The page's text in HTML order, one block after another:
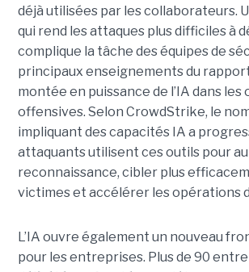
déjà utilisées par les collaborateurs.
qui rend les attaques plus difficiles à
complique la tâche des équipes de
principaux enseignements du
montée en puissance de l’IA dans
offensives. Selon CrowdStrike, le
impliquant des capacités IA a
attaquants utilisent ces outils pour
reconnaissance, cibler plus
victimes et accélérer les opérations
L’IA ouvre également un nouveau
pour les entreprises. Plus de 90